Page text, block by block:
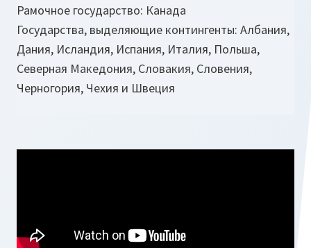
Рамочное государство: Канада
Государства, выделяющие контингенты: Албания,
Дания, Исландия, Испания, Италия, Польша,
Северная Македония, Словакия, Словения,
Черногория, Чехия и Швеция